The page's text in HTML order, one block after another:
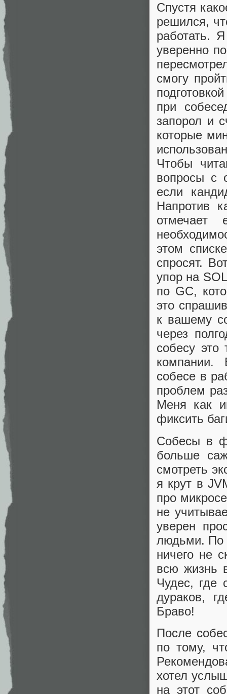
Спустя
решился,
работать.
уверенно
смогу
при
запорол и
которые
Чтобы
вопросы с
если
Напротив
этом
спросят.
упор на
по GC,
это
к вашему
через
собесу это
компании.
собесе в
проблем
Меня как
фиксить
Собесы в
больше
смотреть
я крут в
про
не
уверен
людьми. По
ничего не
всю жизнь
Чудес, где
дураков,
Браво!
После
по тому,
хотел
на этот